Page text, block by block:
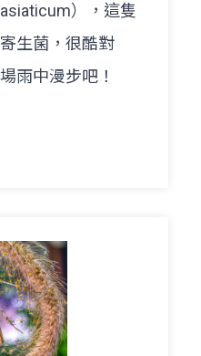
），這隻
生菌，很酷對
雨中漫步吧！